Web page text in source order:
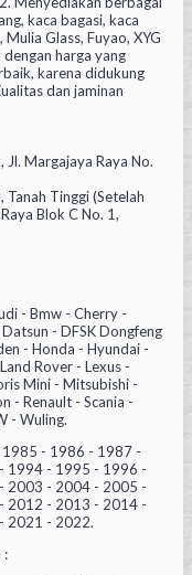
kaca bagasi, kaca
Glass, Fuyao, XYG
harga yang
karena didukung
dan jaminan
Margajaya Raya No.
Tinggi (Setelah
Blok C No. 1,
- Bmw - Cherry -
- DFSK Dongfeng
- Honda - Hyundai -
Rover - Lexus -
Mini - Mitsubishi -
- Renault - Scania -
- Wuling.
- 1986 - 1987 -
1994 - 1995 - 1996 -
2003 - 2004 - 2005 -
2012 - 2013 - 2014 -
2021 - 2022.
: